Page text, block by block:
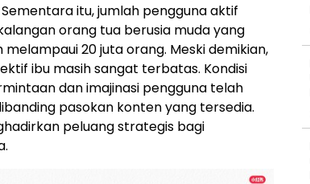
itu, jumlah pengguna aktif
orang tua berusia muda yang
20 juta orang. Meski demikian,
ibu masih sangat terbatas. Kondisi
dan imajinasi pengguna telah
pasokan konten yang tersedia.
peluang strategis bagi